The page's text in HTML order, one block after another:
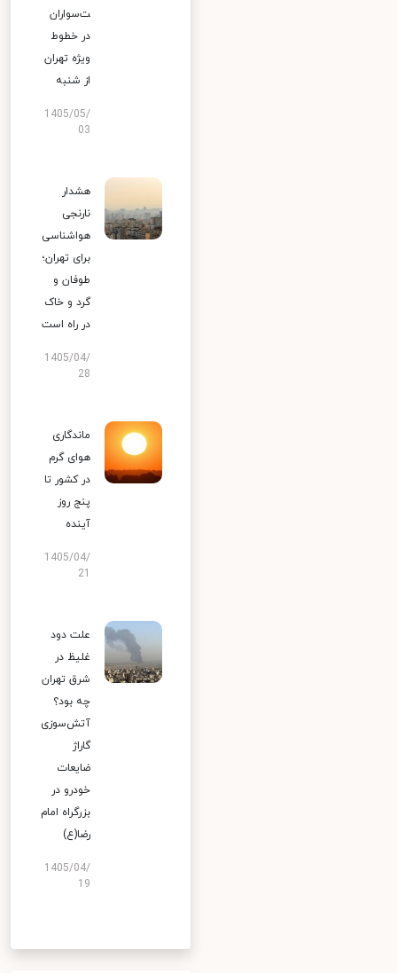
ت‌سواران
در خطوط
ویژه تهران
از شنبه
1405/05/
03
هشدار
نارنجی
هواشناسی
برای تهران؛
طوفان و
گرد و خاک
در راه است
1405/04/
28
ماندگاری
هوای گرم
در کشور تا
پنج روز
آینده
1405/04/
علت دود
غلیظ در
شرق تهران
چه بود؟
آتش‌سوزی
گاراژ
ضایعات
خودرو در
بزرگراه امام
رضا(ع)
1405/04/
19